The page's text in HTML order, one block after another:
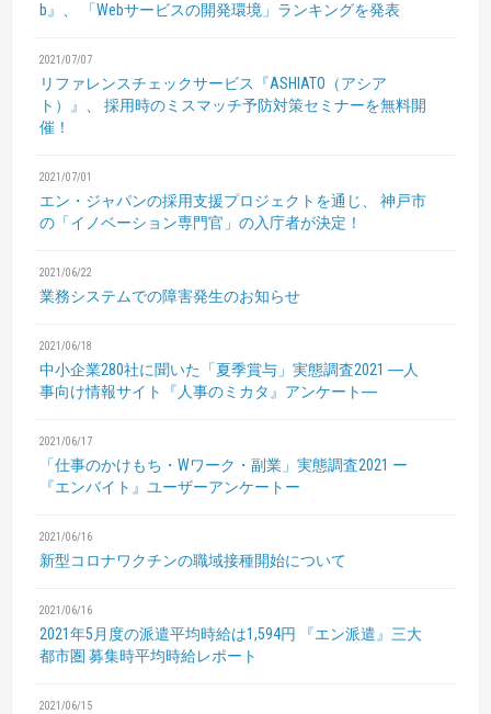
b』、
「Webサービスの開発環境」ランキングを発表
2021/07/07
リファレンスチェックサービス『ASHIATO（アシア
ト）』、
採用時のミスマッチ予防対策セミナーを無料開
催！
2021/07/01
エン・ジャパンの採用支援プロジェクトを通じ、
神戸市
の「イノベーション専門官」の入庁者が決定！
2021/06/22
業務システムでの障害発生のお知らせ
2021/06/18
中小企業280社に聞いた「夏季賞与」実態調査2021 ―人
事向け情報サイト『人事のミカタ』アンケート―
2021/06/17
「仕事のかけもち・Wワーク・副業」実態調査2021 ー
『エンバイト』ユーザーアンケートー
2021/06/16
新型コロナワクチンの職域接種開始について
2021/06/16
2021年5月度の派遣平均時給は1,594円
『エン派遣』三大
都市圏 募集時平均時給レポート
2021/06/15